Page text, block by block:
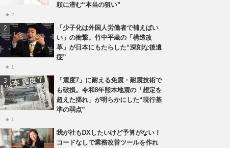
頼に潜む“本当の狙い”
★ 2
「少子化は外国人労働者で補えばい
い」の衝撃。竹中平蔵の「構造改
革」が日本にもたらした“深刻な後遺
症”
★ 1
「震度7」に耐える免震・耐震技術で
も破損。令和8年熊本地震の「想定を
超えた揺れ」が明らかにした“現行基
準の弱点”
★ 1
我が社もDXしたいけど予算がない！
コードなしで業務改善ツールを作れ